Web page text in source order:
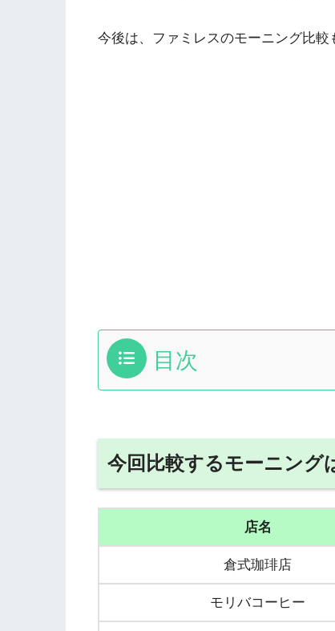
今後は、ファミレスのモーニング比較
目次
今回比較するモーニング
店名
倉式珈琲店
モリバコーヒー